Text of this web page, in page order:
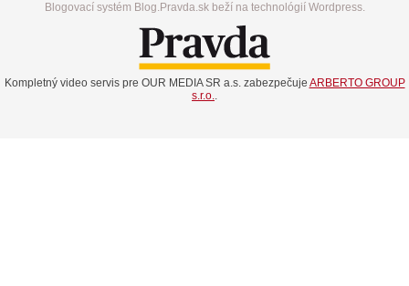
Blogovací systém Blog.Pravda.sk beží na technológií Wordpress.
Kompletný video servis pre OUR MEDIA SR a.s. zabezpečuje ARBERTO GROUP
s.r.o..